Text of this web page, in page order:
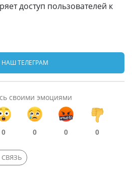
доступ пользователей к
НАШ ТЕЛЕГРАМ
своими эмоциями
0 0 0 0